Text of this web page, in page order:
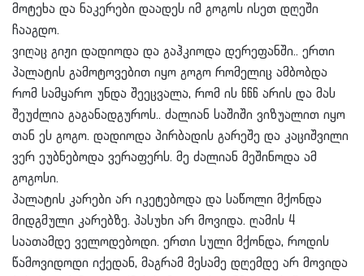
მოტეხა და ნაკერები დაადეს იმ გოგოს ისეთ დღეში
ჩააგდო.
ვიღაც გიჟი დადიოდა და გაჰკიოდა დერეფანში.. ერთი
პალატის გამოტოვებით იყო გოგო რომელიც ამბობდა
რომ სამყარო უნდა შეეცვალა, რომ ის 666 არის და მას
შეუძლია გაგანადგუროს.. ძალიან საშიში ვიზუალით იყო
თან ეს გოგო. დადიოდა პირბადის გარეშე და კაციშვილი
ვერ ეუბნებოდა ვერაფერს. მე ძალიან მეშინოდა ამ
გოგოსი.
პალატის კარები არ იკეტებოდა და საწოლი მქონდა
მიდგმული კარებზე. პასუხი არ მოვიდა. ღამის 4
საათამდე ველოდებოდი. ერთი სული მქონდა, როდის
წამოვიდოდი იქედან, მაგრამ მესამე დღემდე არ მოვიდა